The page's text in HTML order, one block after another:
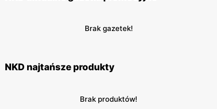
Brak gazetek!
NKD najtańsze produkty
Brak produktów!